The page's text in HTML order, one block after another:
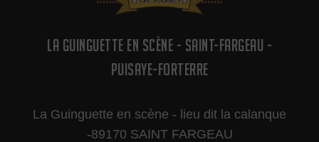
LA GUINGUETTE EN SCÈNE - SAINT-FARGEAU -
PUISAYE-FORTERRE
La Guinguette en scène - lieu dit la calanque
-89170 SAINT FARGEAU